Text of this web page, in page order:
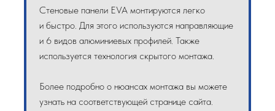
Стеновые панели EVA монтируются легко
и быстро. Для этого используются направляющие
и 6 видов алюминиевых профилей. Также
используется технология скрытого монтажа.
Более подробно о нюансах монтажа вы можете
узнать на соответствующей странице сайта.